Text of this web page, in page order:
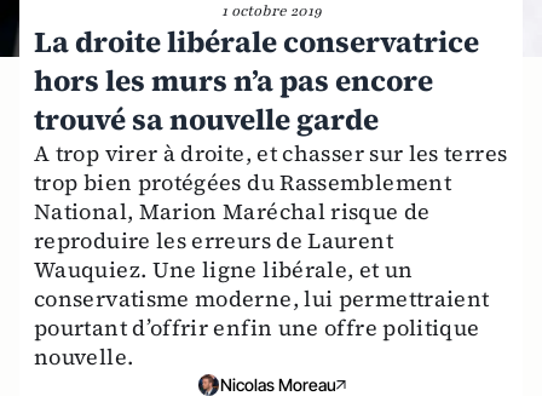
1 octobre 2019
La droite libérale conservatrice
hors les murs n’a pas encore
trouvé sa nouvelle garde
A trop virer à droite, et chasser sur les terres
trop bien protégées du Rassemblement
National, Marion Maréchal risque de
reproduire les erreurs de Laurent
Wauquiez. Une ligne libérale, et un
conservatisme moderne, lui permettraient
pourtant d’offrir enfin une offre politique
nouvelle.
Nicolas Moreau